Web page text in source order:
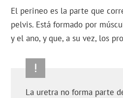
El perineo es la parte que
pelvis. Está formado por
y el ano, y que, a su vez, los
La uretra no forma parte